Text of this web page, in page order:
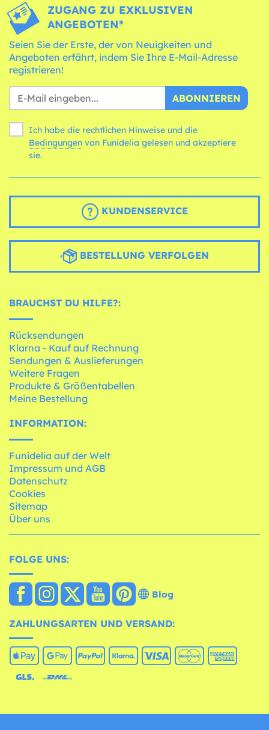
ZUGANG ZU EXKLUSIVEN
ANGEBOTEN*
Seien Sie der Erste, der von Neuigkeiten und
Angeboten erfährt, indem Sie Ihre E-Mail-Adresse
registrieren!
ABONNIEREN
Ich habe die rechtlichen Hinweise und die
Bedingungen
sie.
KUNDENSERVICE
BESTELLUNG VERFOLGEN
BRAUCHST DU HILFE?:
Rücksendungen
Klarna - Kauf auf Rechnung
Sendungen & Auslieferungen
Weitere Fragen
Produkte & Größentabellen
Meine Bestellung
INFORMATION:
Funidelia auf der Welt
Impressum und AGB
Datenschutz
Cookies
Sitemap
Über uns
FOLGE UNS:
Blog
ZAHLUNGSARTEN UND VERSAND: